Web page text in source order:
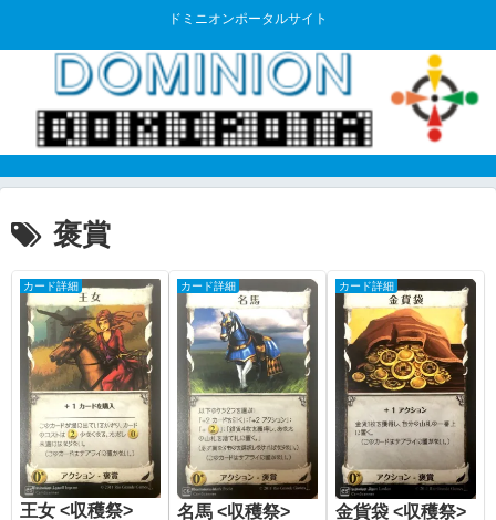
ドミニオンポータルサイト
褒賞
カード詳細
王女 <収穫祭>
カード詳細
名馬 <収穫祭>
カード詳細
金貨袋 <収穫祭>